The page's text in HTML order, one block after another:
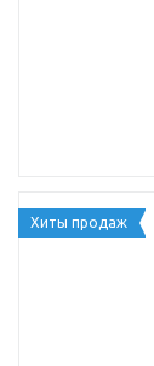
Хиты продаж